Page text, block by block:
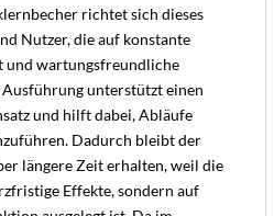
richtet sich dieses
Nutzer, die auf konstante
und wartungsfreundliche
unterstützt einen
und hilft dabei, Abläufe
Dadurch bleibt der
längere Zeit erhalten, weil die
Effekte, sondern auf